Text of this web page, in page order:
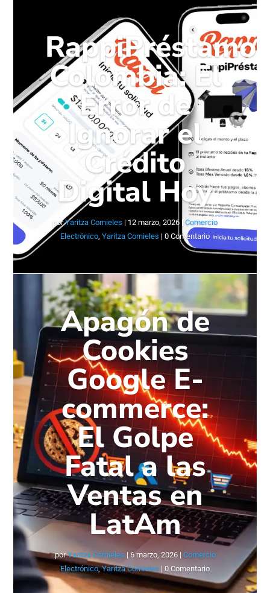
RappiPréstamo
Colombia: El
Error de
Ignorar el
Crédito
Digital Hoy
porYaritza Cornieles | 12 marzo, 2026 | Comercio
Electrónico, Yaritza Cornieles | 0 Comentario
Apagón de
Cookies
Google E-
commerce:
El Golpe
Fatal a las
Ventas en
LatAm
porYaritza Cornieles | 6 marzo, 2026| Comercio
Electrónico,Yaritza Cornieles | 0 Comentario